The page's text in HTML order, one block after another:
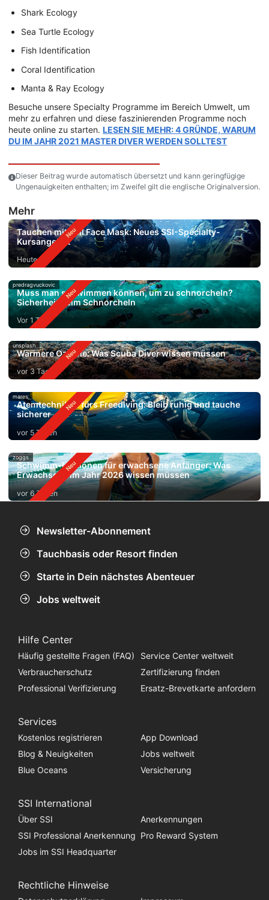
Shark Ecology
Sea Turtle Ecology
Fish Identification
Coral Identification
Manta & Ray Ecology
Besuche unsere Specialty Programme im Bereich Umwelt, um
mehr zu erfahren und diese faszinierenden Programme noch
heute online zu starten. LESEN SIE MEHR: 4 GRÜNDE, WARUM
DU IM JAHR 2021 MASTER DIVER WERDEN SOLLTEST
Dieser Beitrag wurde automatisch übersetzt und kann geringfügige
Ungenauigkeiten enthalten; im Zweifel gilt die englische Originalversion.
Mehr
Tauchen mit Full Face Mask: Neues SSI-Specialty-
Kursangebot
Heute
predragvuckovic
Muss man schwimmen können, um zu schnorcheln?
Sicherheit beim Schnorcheln
Vor 1 Tag
unsplash
Wärmere Ozeane: Was Scuba Diver wissen müssen
vor 3 Tagen
mares
Atemtechniken fürs Freediving: Bleib ruhig und tauche
sicherer
vor 5 Tagen
zoggs
Schwimm-Lektionen für erwachsene Anfänger: Was
Erwachsene im Jahr 2026 wissen müssen
vor 6 Tagen
Newsletter-Abonnement
Tauchbasis oder Resort finden
Starte in Dein nächstes Abenteuer
Jobs weltweit
Hilfe Center
Häufig gestellte Fragen (FAQ)
Service Center weltweit
Verbraucherschutz
Zertifizierung finden
Professional Verifizierung
Ersatz-Brevetkarte anfordern
Services
Kostenlos registrieren
App Download
Blog & Neuigkeiten
Jobs weltweit
Blue Oceans
Versicherung
SSI International
Über SSI
Anerkennungen
SSI Professional Anerkennung Pro Reward System
Jobs im SSI Headquarter
Rechtliche Hinweise